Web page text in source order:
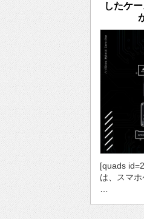
したケ
[quads
は、スマ